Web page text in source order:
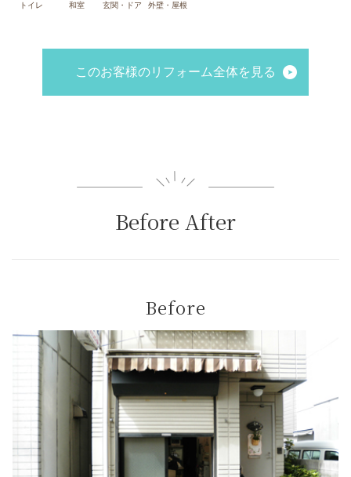
トイレ 和室 玄関・ドア 外壁・屋根
このお客様のリフォーム全体を見る
Before After
Before